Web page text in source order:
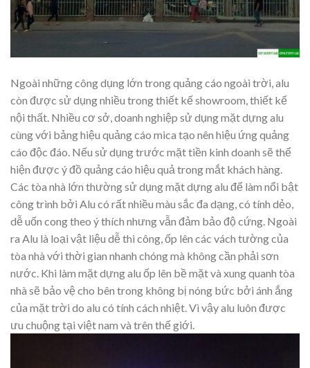
Ngoài những công dụng lớn trong quảng cáo ngoài trời, alu
còn được sử dụng nhiều trong thiết kế showroom, thiết kế
nội thất. Nhiều cơ sở, doanh nghiệp sử dụng mặt dựng alu
cùng với bảng hiệu quảng cáo mica tạo nên hiệu ứng quảng
cáo độc đáo. Nếu sử dụng trước mặt tiền kinh doanh sẽ thể
hiện được ý đồ quảng cáo hiệu quả trong mắt khách hàng.
Các tòa nhà lớn thường sử dụng mặt dựng alu để làm nổi bật
công trình bởi Alu có rất nhiều màu sắc đa dạng, có tính dẻo,
dễ uốn cong theo ý thích nhưng vẫn đảm bảo độ cứng. Ngoài
ra Alu là loại vật liệu dễ thi công, ốp lên các vách tường của
tòa nhà với thời gian nhanh chóng mà không cần phải sơn
nước. Khi làm mặt dựng alu ốp lên bề mặt và xung quanh tòa
nhà sẽ bảo vệ cho bên trong không bị nóng bức bởi ánh ắng
của mặt trời do alu có tính cách nhiệt. Vì vậy alu luôn được
ưu chuộng tại việt nam và trên thế giới.